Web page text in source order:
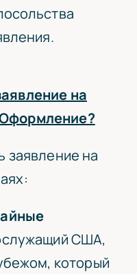
на
на
США,
который